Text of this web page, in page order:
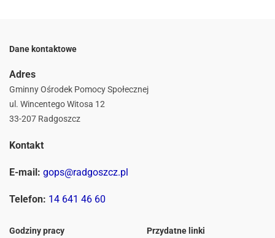
Dane kontaktowe
Adres
Gminny Ośrodek Pomocy Społecznej
ul. Wincentego Witosa 12
33-207 Radgoszcz
Kontakt
E-mail: gops@radgoszcz.pl
Telefon: 14 641 46 60
Godziny pracy Przydatne linki